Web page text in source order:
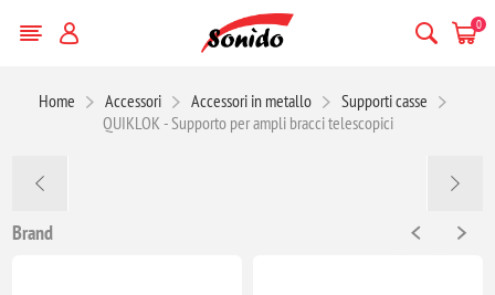
0
Home Accessori Accessori in metallo
Supporti casse
QUIKLOK - Supporto per ampli bracci telescopici
Brand